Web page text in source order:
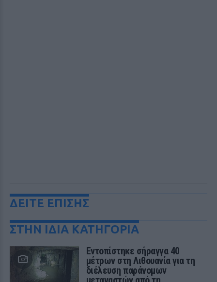
ΔΕΙΤΕ ΕΠΙΣΗΣ
ΣΤΗΝ ΙΔΙΑ ΚΑΤΗΓΟΡΙΑ
Εντοπίστηκε σήραγγα 40
μέτρων στη Λιθουανία για τη
διέλευση παράνομων